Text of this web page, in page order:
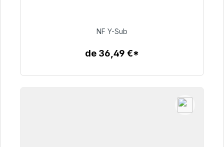
50,99 €
NF Y-Sub
de 36,49 €*